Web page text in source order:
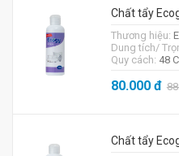
Chất tẩy
Thương hiệu:
Dung tích/
Quy cách: 48
80.000đ
Chất tẩy